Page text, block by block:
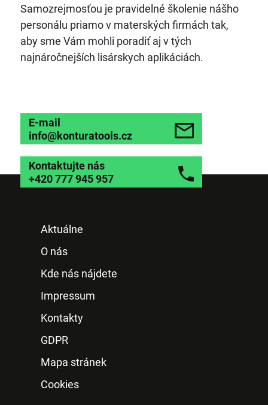
Samozrejmosťou je pravidelné školenie nášho
personálu priamo v materských firmách tak,
aby sme Vám mohli poradiť aj v tých
najnáročnejších lisárskych aplikáciách.
E-mail
info@konturatools.cz
Kontaktujte nás
+420 777 945 957
Aktuálne
O nás
Kde nás nájdete
Impressum
Kontakty
GDPR
Mapa stránek
Cookies